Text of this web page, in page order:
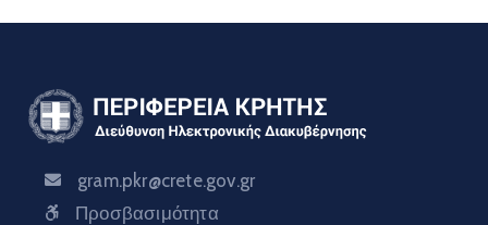
gram.pkr@crete.gov.gr
Προσβασιμότητα